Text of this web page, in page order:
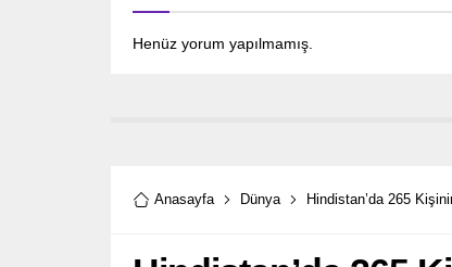
Henüz yorum yapılmamış.
Anasayfa Dünya Hindistan’da 265